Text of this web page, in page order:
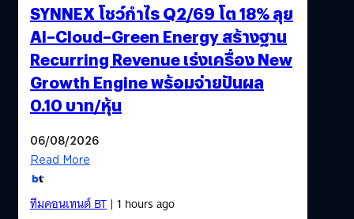
SYNNEX โชว์กำไร Q2/69 โต 18% ลุย
AI–Cloud–Green Energy สร้างฐาน
Recurring Revenue เร่งเครื่อง New
Growth Engine พร้อมจ่ายปันผล
0.10 บาท/หุ้น
06/08/2026
Read More
ทีมคอนเทนต์ BT| 1 hours ago